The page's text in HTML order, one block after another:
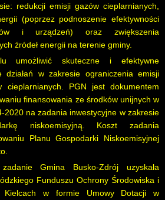
redukcji emisji gazów cieplarnianych,
(poprzez podnoszenie efektywności
i urządzeń) oraz zwiększenia
źródeł energii na terenie gminy.
umożliwić skuteczne i efektywne
działań w zakresie ograniczenia emisji
cieplarnianych. PGN jest dokumentem
finansowania ze środków unijnych w
2020 na zadania inwestycyjne w zakresie
niskoemisyjną. Koszt zadania
Planu Gospodarki Niskoemisyjnej
Gmina Busko-Zdrój uzyskała
Funduszu Ochrony Środowiska i
Kielcach w formie Umowy Dotacji w